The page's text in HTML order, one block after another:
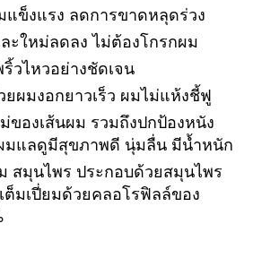
ไม่
แพง
ถูก
มาก
สั่ง
ซื้อ
ผ่าน
LAZADA
SHOPEE
ได้
ข็งแรง ลดการขาดหลุดร่วง
ะใหม่ลดลง ไม่ต้องโกรกผม
วไหวอย่างชัดเจน
ผมงอกยาวเร็ว ผมไม่แห้งชี้ฟู
ของเส้นผม รวมถึงปกป้องหนัง
มแลดูมีสุขภาพดี นุ่มลื่น มีน้ำหนัก
สมุนไพร ประกอบด้วยสมุนไพร
ต็มเปี่ยมด้วยคลอโรฟิลล์ของ